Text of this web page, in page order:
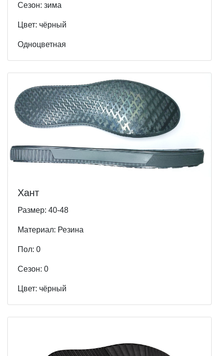
Cезон: зима
Цвет: чёрный
Одноцветная
Хант
Размер: 40-48
Материал: Резина
Пол: 0
Cезон: 0
Цвет: чёрный